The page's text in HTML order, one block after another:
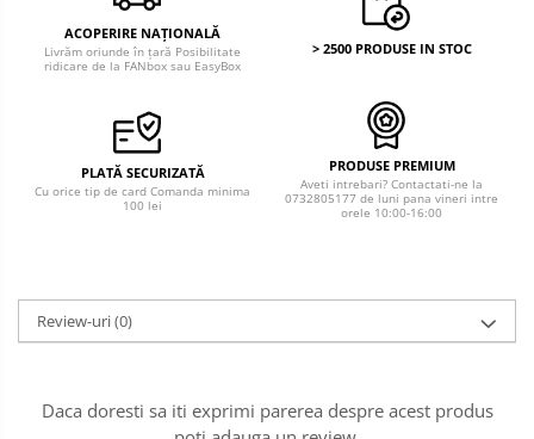
ACOPERIRE NAȚIONALĂ
Livrăm oriunde în țară Posibilitate
ridicare de la FANbox sau EasyBox
> 2500 PRODUSE IN STOC
PLATĂ SECURIZATĂ
Cu orice tip de card Comanda minima
100 lei
PRODUSE PREMIUM
Aveti intrebari? Contactati-ne la
0732805177 de luni pana vineri intre
orele 10:00-16:00
Review-uri(0)
Daca doresti sa iti exprimi parerea despre acest produs